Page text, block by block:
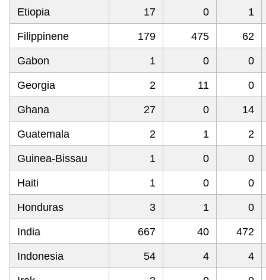
Etiopia 17 0 1
Filippinene 179 475 62
Gabon 1 0 0
Georgia 2 11 0
Ghana 27 0 14
Guatemala 2 1 2
Guinea-Bissau 1 0 0
Haiti 1 0 0
Honduras 3 1 0
India 667 40 472
Indonesia 54 4 4